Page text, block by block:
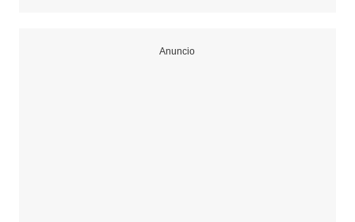
Anuncio